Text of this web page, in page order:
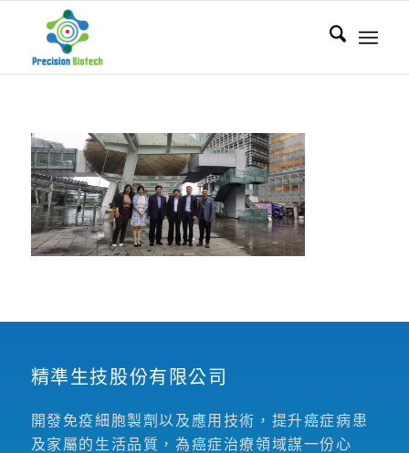
精準生技股份有限公司
開發免疫細胞製劑以及應用技術，提升癌症病患
及家屬的生活品質，為癌症治療領域謀一份心